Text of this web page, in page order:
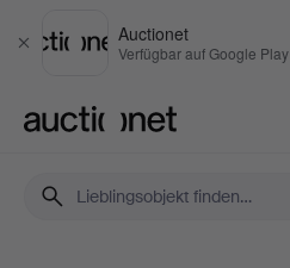
Schließen
Auctionet
Verfügbar auf Google Play